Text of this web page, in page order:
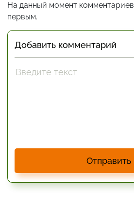
На данный момент комментариев
первым.
Добавить комментарий
Отправить